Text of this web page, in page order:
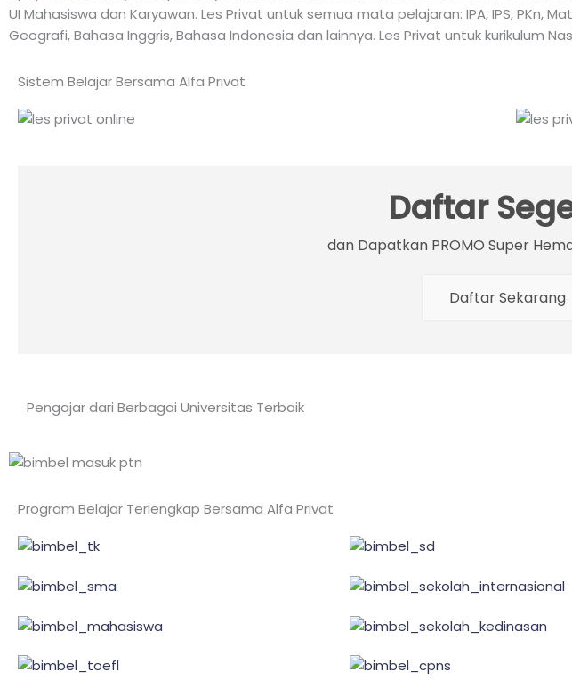
UI Mahasiswa dan Karyawan. Les Privat untuk semua mata pelajaran: IPA, IPS, PKn,
Geografi, Bahasa Inggris, Bahasa Indonesia dan lainnya. Les Privat untuk kurikulum
Sistem Belajar Bersama Alfa Privat
Daftar
dan Dapatkan PROMO Super
Daftar Sekarang
Pengajar dari Berbagai Universitas Terbaik
Program Belajar Terlengkap Bersama Alfa Privat